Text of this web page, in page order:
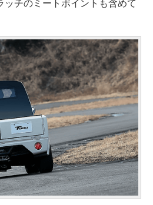
ッチのミートポイントも含めて